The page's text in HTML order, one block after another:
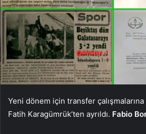
Yeni dönem için transfer
Fatih Karagümrük’ten ayrıldı. Fabio